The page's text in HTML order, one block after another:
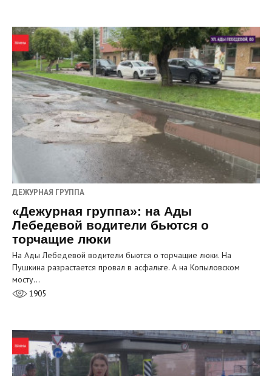
ДЕЖУРНАЯ ГРУППА
«Дежурная группа»: на Ады
Лебедевой водители бьются о
торчащие люки
На Ады Лебедевой водители бьются о торчащие люки. На
Пушкина разрастается провал в асфальте. А на Копыловском
мосту…
1905